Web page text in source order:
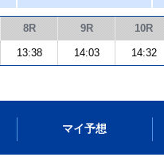
8R 9R 10R
13:38 14:03 14:32
マイ予想